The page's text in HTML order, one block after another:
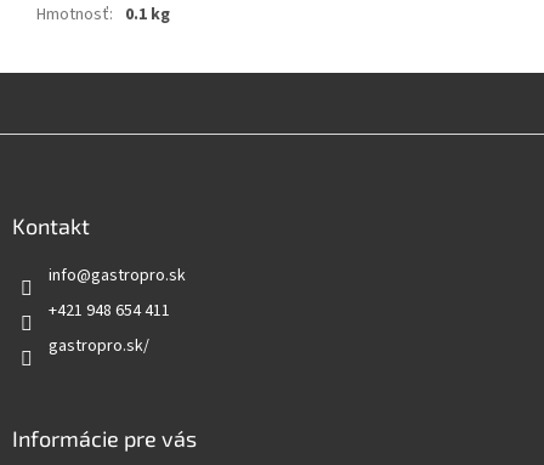
Hmotnosť: 0.1 kg
Kontakt
info@gastropro.sk
+421 948 654 411
gastropro.sk/
Informácie pre vás